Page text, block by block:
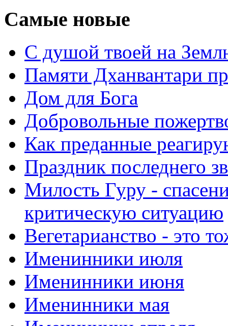
Самые новые
С душой твоей на
Памяти Дханвантари
Дом для Бога
Добровольные
Как преданные
Праздник последнего
Милость Гуру -
критическую ситуацию
Вегетарианство - это
Именинники июля
Именинники июня
Именинники мая